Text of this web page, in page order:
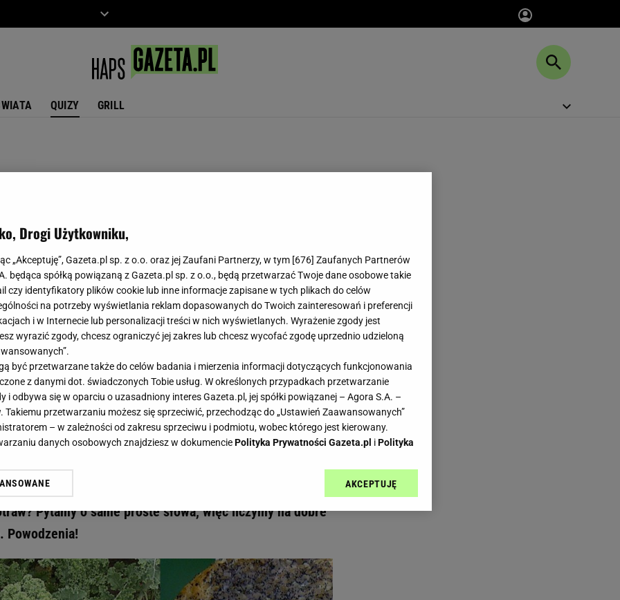
QUIZY GRILL
Wiesz, jak zapisać nazwy tych potraw? Quiz sprawdzi twoje zdolności - Gazeta.pl I Haps.pl
Wiesz, jak zapisać nazwy
twoje zdolności
Tym razem przygotowaliśmy dla was dyktando.
Pytamy o same proste słowa, więc liczymy na dobre
Powodzenia!
Drogi Użytkowniku,
„Akceptuję”, Gazeta.pl sp. z o.o. oraz jej Zaufani Partnerzy, w tym [676] Zaufanych Partnerów
będąca spółką powiązaną z Gazeta.pl sp. z o.o., będą przetwarzać Twoje dane osobowe takie
czy identyfikatory plików cookie lub inne informacje zapisane w tych plikach do celów
na potrzeby wyświetlania reklam dopasowanych do Twoich zainteresowań i preferencji
i w Internecie lub personalizacji treści w nich wyświetlanych. Wyrażenie zgody jest
wyrazić zgody, chcesz ograniczyć jej zakres lub chcesz wycofać zgodę uprzednio udzieloną
być przetwarzane także do celów badania i mierzenia informacji dotyczących funkcjonowania
z danymi dot. świadczonych Tobie usług. W określonych przypadkach przetwarzanie
i odbywa się w oparciu o uzasadniony interes Gazeta.pl, jej spółki powiązanej – Agora S.A. –
Takiemu przetwarzaniu możesz się sprzeciwić, przechodząc do „Ustawień Zaawansowanych”
– w zależności od zakresu sprzeciwu i podmiotu, wobec którego jest kierowany.
danych osobowych znajdziesz w dokumenciePolityka Prywatności Gazeta.pl iPolityka
też zgodę na zainstalowanie i przechowywanie plików cookie Gazeta.pl sp. z o.o., jej
narzędzie do zarządzania twoimi preferencjami dot. przetwarzania danych poprzez
” w stopce serwisu i przechodząc do „Ustawień Zaawansowanych”. Zmiana ustawień
i Agora S.A. możemy przetwarzać dane osobowe w następujących celach:
geolokalizacyjnych. Aktywne skanowanie charakterystyki urządzenia do celów identyfikacji.
AKCEPTUJĘ